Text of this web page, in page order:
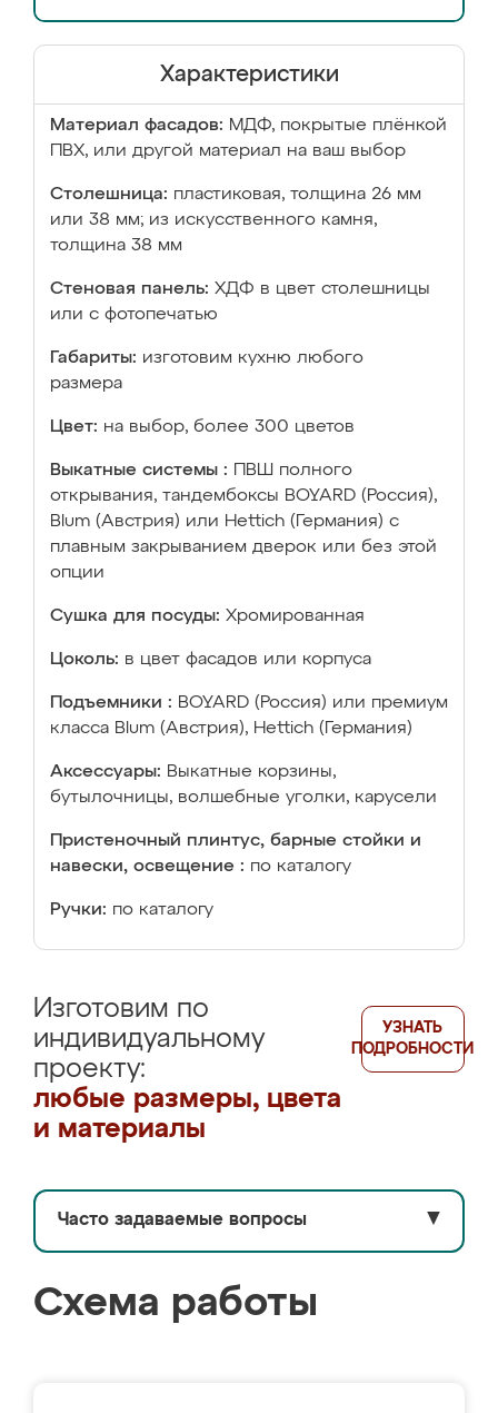
Характеристики
Материал фасадов: МДФ, покрытые плёнкой
ПВХ, или другой материал на ваш выбор
Столешница: пластиковая, толщина 26 мм
или 38 мм; из искусственного камня,
толщина 38 мм
Стеновая панель: ХДФ в цвет столешницы
или с фотопечатью
Габариты: изготовим кухню любого
размера
Цвет: на выбор, более 300 цветов
Выкатные системы :
ПВШ полного
открывания, тандембоксы BOYARD (Россия),
Blum (Австрия) или Hettich (Германия) с
плавным закрыванием дверок или без этой
опции
Сушка для посуды: Хромированная
Цоколь: в цвет фасадов или корпуса
Подъемники : BOYARD (Россия) или премиум
класса Blum (Австрия), Hettich (Германия)
Аксессуары: Выкатные корзины,
бутылочницы, волшебные уголки, карусели
Пристеночный плинтус, барные стойки и
навески, освещение : по каталогу
Ручки: по каталогу
Изготовим по
индивидуальному
проекту:
любые размеры, цвета
и материалы
УЗНАТЬ
ПОДРОБНОСТИ
Часто задаваемые вопросы ▼
Схема работы